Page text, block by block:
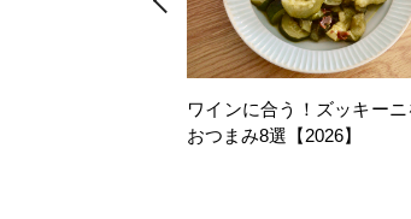
ワインに合う！ズッキーニ
おつまみ8選【2026】